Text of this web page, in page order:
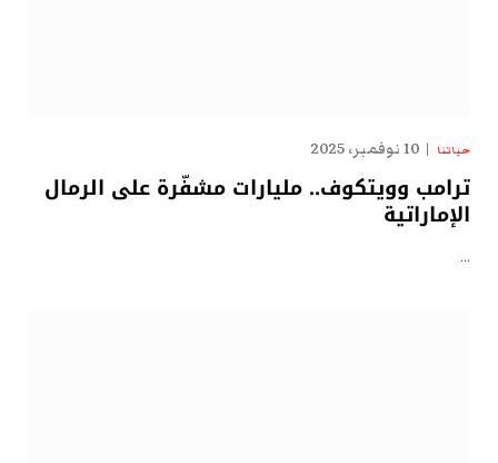
حياتنا 10 نوفمبر، 2025
ترامب وويتكوف.. مليارات مشفّرة على الرمال
الإماراتية
…